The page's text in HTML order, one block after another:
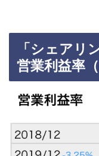
「シェアリ
営業利益率